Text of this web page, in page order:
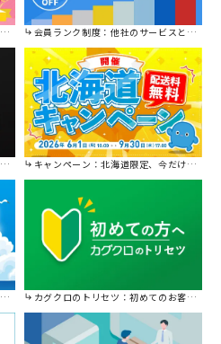
会員ランク制度：他社のサービスと比較してください。
キャンペーン：北海道限定、今だけ送料無料！
カグクロのトリセツ：初めてのお客様はこちら。